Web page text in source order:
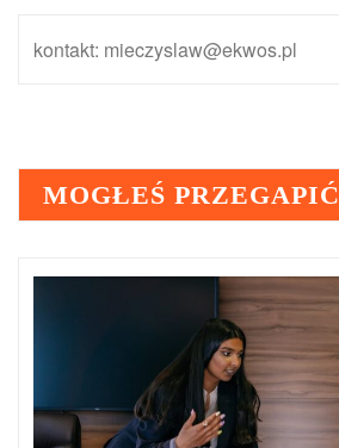
kontakt: mieczyslaw@ekwos.pl
MOGŁEŚ PRZEGAPIĆ